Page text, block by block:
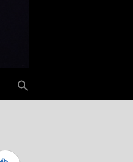
FOR:
Search Button